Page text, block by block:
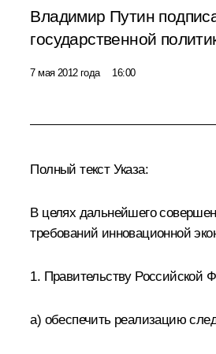
Владимир Путин
государственной
7 мая 2012 года 16:00
Полный текст Указа:
В целях дальнейшего
требований инновационной
1. Правительству Российской
а) обеспечить реализацию